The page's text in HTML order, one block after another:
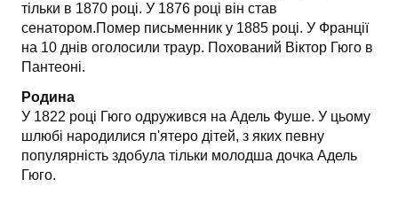
тільки в 1870 році. У 1876 році він став
сенатором.Помер письменник у 1885 році. У Франції
на 10 днів оголосили траур. Похований Віктор Гюго в
Пантеоні.
Родина
У 1822 році Гюго одружився на Адель Фуше. У цьому
шлюбі народилися п'ятеро дітей, з яких певну
популярність здобула тільки молодша дочка Адель
Гюго.